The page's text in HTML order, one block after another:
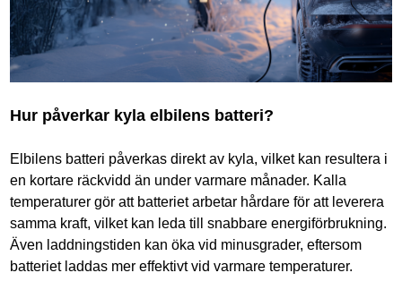
Hur påverkar kyla elbilens batteri?
Elbilens batteri påverkas direkt av kyla, vilket kan resultera i
en kortare räckvidd än under varmare månader. Kalla
temperaturer gör att batteriet arbetar hårdare för att leverera
samma kraft, vilket kan leda till snabbare energiförbrukning.
Även laddningstiden kan öka vid minusgrader, eftersom
batteriet laddas mer effektivt vid varmare temperaturer.